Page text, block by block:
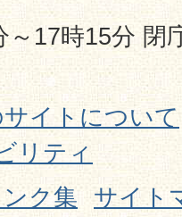
～17時15分 閉
イトについて
リティ
ンク集
サイト